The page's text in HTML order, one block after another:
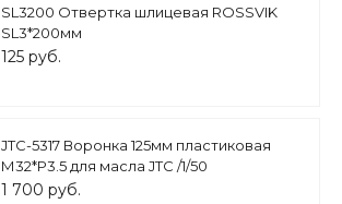
SL3200 Отвертка шлицевая ROSSVIK
SL3*200мм
125 руб.
JTC-5317 Воронка 125мм пластиковая
М32*Р3.5 для масла JTC /1/50
1 700 руб.